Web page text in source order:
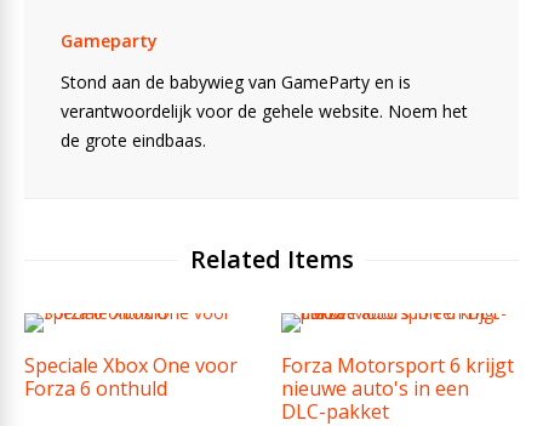
Gameparty
Stond aan de babywieg van GameParty en is
verantwoordelijk voor de gehele website. Noem het
de grote eindbaas.
Related Items
Speciale Xbox One voor
Forza 6 onthuld
Forza Motorsport 6 krijgt
nieuwe auto's in een
DLC-pakket